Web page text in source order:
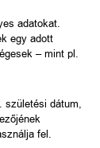
adatokat.
egy adott
– mint pl.
születési dátum,
fel.